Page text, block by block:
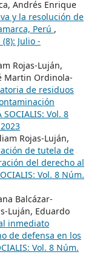
Andrés Enrique
y la resolución de
Perú ,
Julio -
Rojas-Luján,
Martin Ordinola-
de residuos
SOCIALIS: Vol. 8
Rojas-Luján,
de tutela de
del derecho al
Vol. 8 Núm.
Balcázar-
Luján, Eduardo
inmediato
de defensa en los
Vol. 8 Núm.